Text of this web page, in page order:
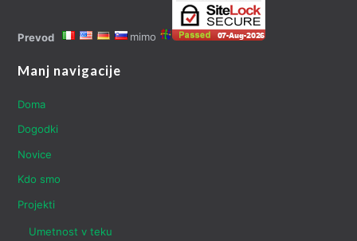
Prevod mimo
Manj navigacije
Doma
Dogodki
Novice
Kdo smo
Projekti
Umetnost v teku